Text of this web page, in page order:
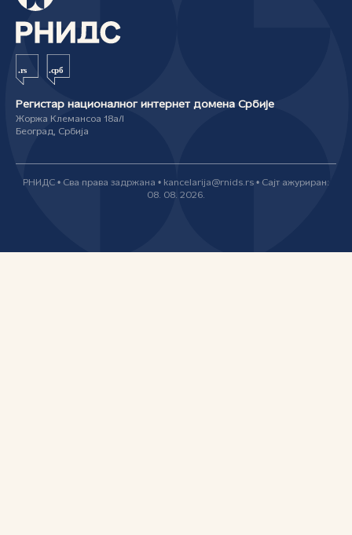
Регистар националног интернет домена Србије
Жоржа Клемансоа 18а/I
Београд, Србија
РНИДС • Сва права задржана • kancelarija@rnids.rs • Сајт ажуриран:
08. 08. 2026.